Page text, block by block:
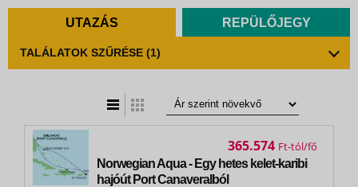
UTAZÁS REPÜLŐJEGY
TALÁLATOK SZŰRÉSE (1)
Norwegian Aqua - Egy hetes kelet-karibi
hajóút Port Canaveralból
365.574 Ft